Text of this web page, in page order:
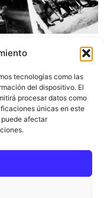
tecnologías como las
del dispositivo. El
procesar datos como
únicas en este
afectar
Investigadores de
(USC) y del Wake
del Norte),
una prótesis
personas que
que incluye
implantados […]